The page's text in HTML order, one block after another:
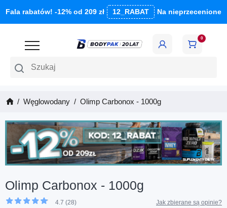
Fala rabatów! -12% od 209 zł 12_RABAT Na nieprzecenione
Szukaj
0
Węglowodany Olimp Carbonox - 1000g
Olimp Carbonox - 1000g
4.7 (28) Jak zbierane są opinie?